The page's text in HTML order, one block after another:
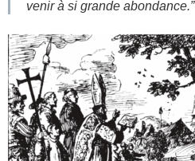
venir à si grande abondance.”